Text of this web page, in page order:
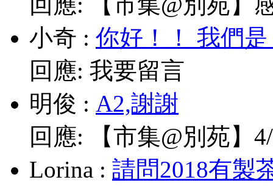
小奇 : 你好！！ 我們
回應: 我要留言
明俊 : A2,謝謝
回應:
【市集@別苑】
Lorina : 請問2018有製